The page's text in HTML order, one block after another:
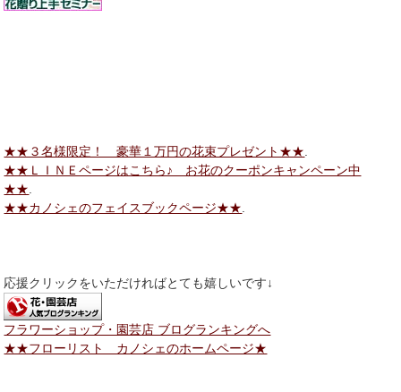
★★３名様限定！ 豪華１万円の花束プレゼント★★
★★ＬＩＮＥページはこちら♪ お花のクーポンキャンペーン中
★★
★★カノシェのフェイスブックページ★★
応援クリックをいただければとても嬉しいです↓
フラワーショップ・園芸店 ブログランキングへ
★★フローリスト カノシェのホームページ★